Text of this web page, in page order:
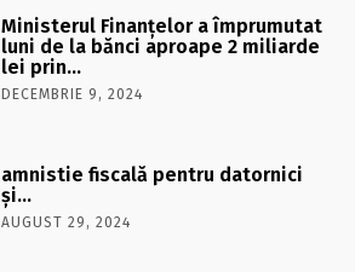
Ministerul Finanţelor a împrumutat
luni de la bănci aproape 2 miliarde
lei prin…
DECEMBRIE 9, 2024
amnistie fiscală pentru datornici
şi…
AUGUST 29, 2024